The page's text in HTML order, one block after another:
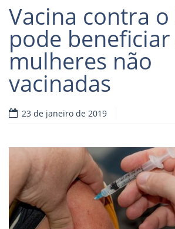
Vacina contra o
pode
mulheres não
vacinadas
23 de janeiro de 2019